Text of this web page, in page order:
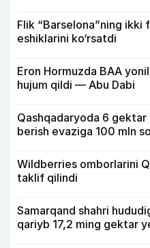
Flik “Barselona”ning ikki
eshiklarini ko‘rsatdi
Eron Hormuzda BAA
hujum qildi — Abu Dabi
Qashqadaryoda 6
berish evaziga 100 mln
Wildberries omborlarini
taklif qilindi
Samarqand shahri
qariyb 17,2 ming gektar